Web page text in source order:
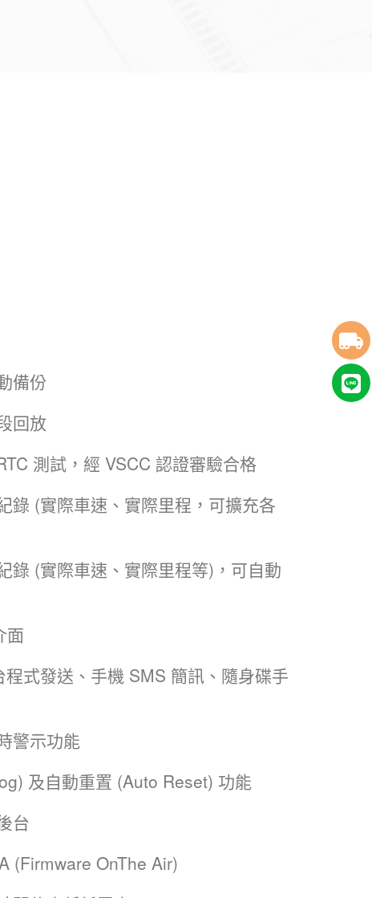
備份
回放
測試，經 VSCC 認證審驗合格
錄 (實際車速、實際里程，可擴充各
錄 (實際車速、實際里程等)，可自動
面
式發送、手機 SMS 簡訊、隨身碟手
警示功能
及自動重置 (Auto Reset) 功能
台
(Firmware OnThe Air)